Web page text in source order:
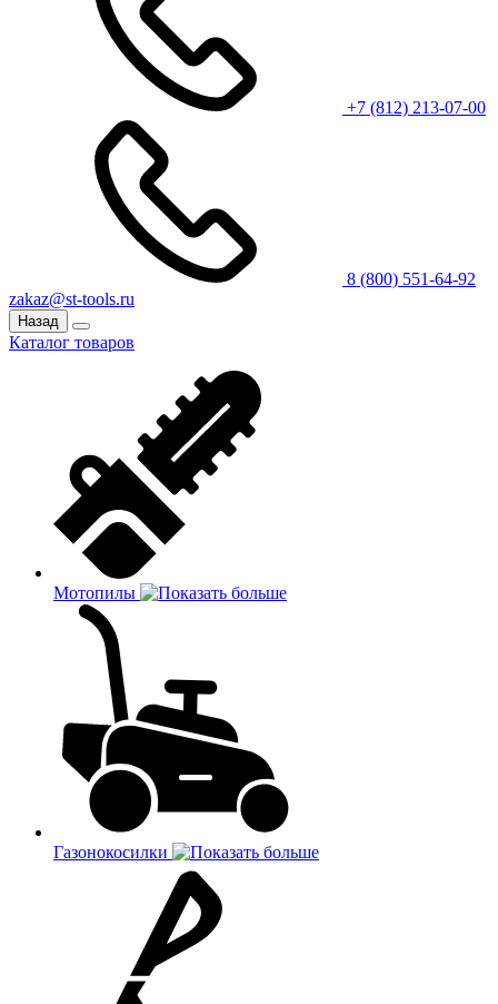
+7 (812) 213-07-00
8 (800) 551-64-92
zakaz@st-tools.ru
Назад
Каталог товаров
Мотопилы
Газонокосилки